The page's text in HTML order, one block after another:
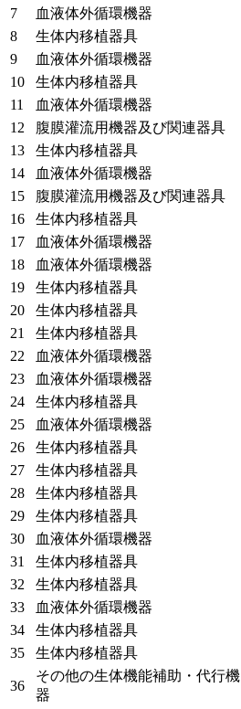
7
血液体外循環機器
8
生体内移植器具
9
血液体外循環機器
10
生体内移植器具
11
血液体外循環機器
12
腹膜灌流用機器及び関連器具
13
生体内移植器具
14
血液体外循環機器
15
腹膜灌流用機器及び関連器具
16
生体内移植器具
17
血液体外循環機器
18
血液体外循環機器
19
生体内移植器具
20
生体内移植器具
21
生体内移植器具
22
血液体外循環機器
23
血液体外循環機器
24
生体内移植器具
25
血液体外循環機器
26
生体内移植器具
27
生体内移植器具
28
生体内移植器具
29
生体内移植器具
30
血液体外循環機器
31
生体内移植器具
32
生体内移植器具
33
血液体外循環機器
34
生体内移植器具
35
生体内移植器具
36
その他の生体機能補助・代行機
器